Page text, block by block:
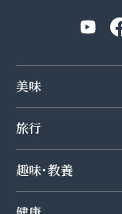
美味
旅行
趣味･教養